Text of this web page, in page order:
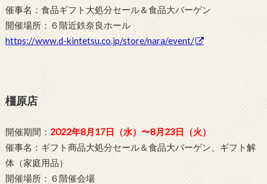
催事名：食品ギフト大処分セール＆食品大バーゲン
開催場所：６階近鉄奈良ホール
https://www.d-kintetsu.co.jp/store/nara/event/
橿原店
開催期間： 2022年8月17日（水）〜8月23日（火）
催事名：ギフト商品大処分セール＆食品大バーゲン、ギフト解
体（家庭用品）
開催場所：６階催会場